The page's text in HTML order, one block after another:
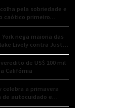
pela sobriedade e
caótico primeiro
nega maioria das
Lively contra Justin
de US$ 100 mil
Califórnia
celebra a primavera
de autocuidado e